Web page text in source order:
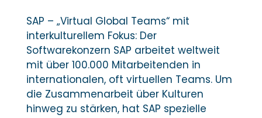
SAP – „Virtual Global Teams“ mit
interkulturellem Fokus: Der
Softwarekonzern SAP arbeitet weltweit
mit über 100.000 Mitarbeitenden in
internationalen, oft virtuellen Teams. Um
die Zusammenarbeit über Kulturen
hinweg zu stärken, hat SAP spezielle